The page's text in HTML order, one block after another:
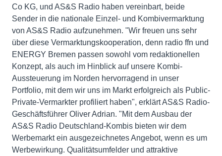
Co KG, und AS&S Radio haben vereinbart, beide
Sender in die nationale Einzel- und Kombivermarktung
von AS&S Radio aufzunehmen. "Wir freuen uns sehr
über diese Vermarktungskooperation, denn radio ffn und
ENERGY Bremen passen sowohl vom redaktionellen
Konzept, als auch im Hinblick auf unsere Kombi-
Aussteuerung im Norden hervorragend in unser
Portfolio, mit dem wir uns im Markt erfolgreich als Public-
Private-Vermarkter profiliert haben", erklärt AS&S Radio-
Geschäftsführer Oliver Adrian. "Mit dem Ausbau der
AS&S Radio Deutschland-Kombis bieten wir dem
Werbemarkt ein ausgezeichnetes Angebot, wenn es um
Werbewirkung. Qualitätsumfelder und attraktive